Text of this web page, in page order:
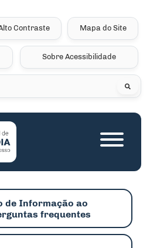
e
Contraste Mapa do Site
Sobre Acessibilidade
de Informação ao
frequentes
menu